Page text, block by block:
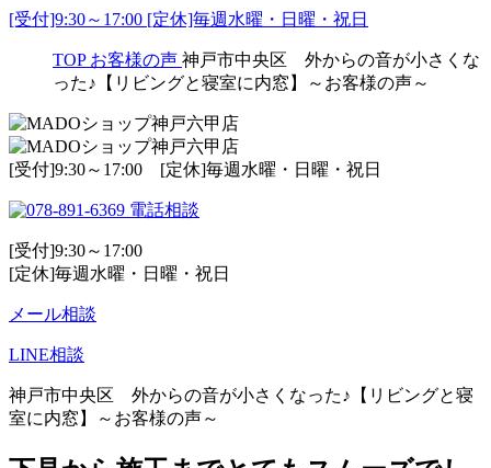
[受付]9:30～17:00 [定休]毎週水曜・日曜・祝日
TOP お客様の声 神戸市中央区 外からの音が小さくな
った♪【リビングと寝室に内窓】～お客様の声～
[受付]9:30～17:00 [定休]毎週水曜・日曜・祝日
電話相談
[受付]9:30～17:00
[定休]毎週水曜・日曜・祝日
メール相談
LINE相談
神戸市中央区 外からの音が小さくなった♪【リビングと寝
室に内窓】～お客様の声～